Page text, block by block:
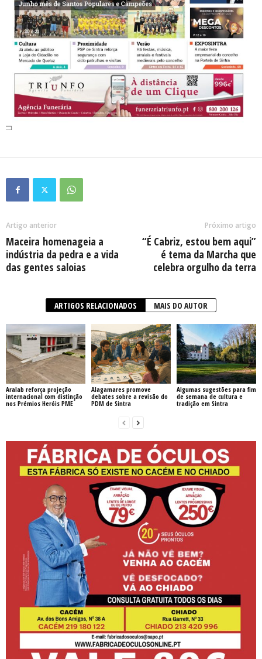
Artigo anterior
Maceira homenageia a
indústria da pedra e a vida
das gentes saloias
Próximo artigo
“É Cabriz, estou bem aqui”
é tema da Marcha que
celebra orgulho da terra
ARTIGOS RELACIONADOS MAIS DO AUTOR
Aralab reforça projeção
internacional com distinção
nos Prémios Heróis PME
Alagamares promove
debates sobre a revisão do
PDM de Sintra
Algumas sugestões para fim
de semana de cultura e
tradição em Sintra